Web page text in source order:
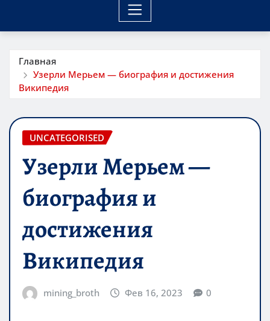
Главная
Узерли Мерьем — биография и достижения
Википедия
UNCATEGORISED
Узерли Мерьем —
биография и
достижения
Википедия
mining_broth Фев 16, 2023 0